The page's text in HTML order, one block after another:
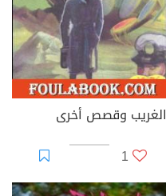
الغريب وقصص أخرى
1